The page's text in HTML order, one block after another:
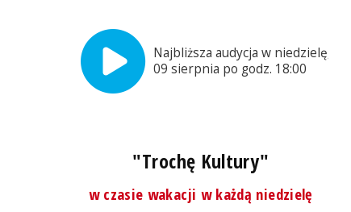
Najbliższa audycja w niedzielę,
09 sierpnia po godz. 18:00
"Trochę Kultury"
w czasie wakacji w każdą niedzielę